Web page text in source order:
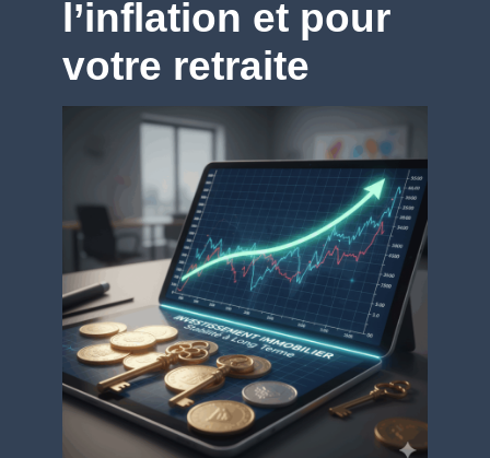
l’inflation et pour
votre retraite